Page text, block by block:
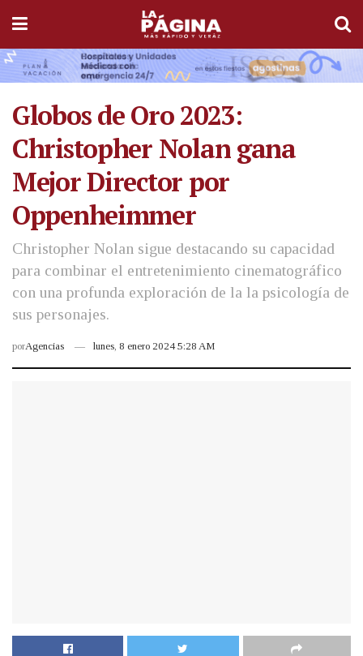
Globos de Oro 2023:
Christopher Nolan gana
Mejor Director por
Oppenheimmer
Christopher Nolan sigue destacando su capacidad
para combinar el entretenimiento cinematográfico
con una profunda exploración de la la psicología de
sus personajes.
porAgencias lunes, 8 enero 2024 5:28 AM